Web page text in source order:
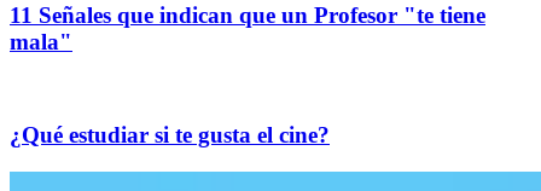
11 Señales que indican que un Profesor "te tiene
mala"
¿Qué estudiar si te gusta el cine?